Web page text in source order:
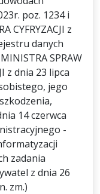
poz. 1234 i
CYFRYZACJI z
danych
SPRAW
z dnia 23 lipca
jego
14 czerwca
-
zadania
z dnia 26
zm.)